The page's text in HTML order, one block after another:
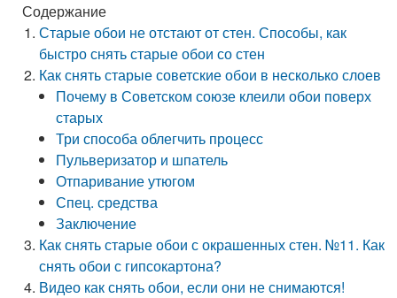
Содержание
Старые обои не отстают от стен. Способы, как
быстро снять старые обои со стен
Как снять старые советские обои в несколько слоев
Почему в Советском союзе клеили обои поверх
старых
Три способа облегчить процесс
Пульверизатор и шпатель
Отпаривание утюгом
Спец. средства
Заключение
Как снять старые обои с окрашенных стен. №11. Как
снять обои с гипсокартона?
Видео как снять обои, если они не снимаются!